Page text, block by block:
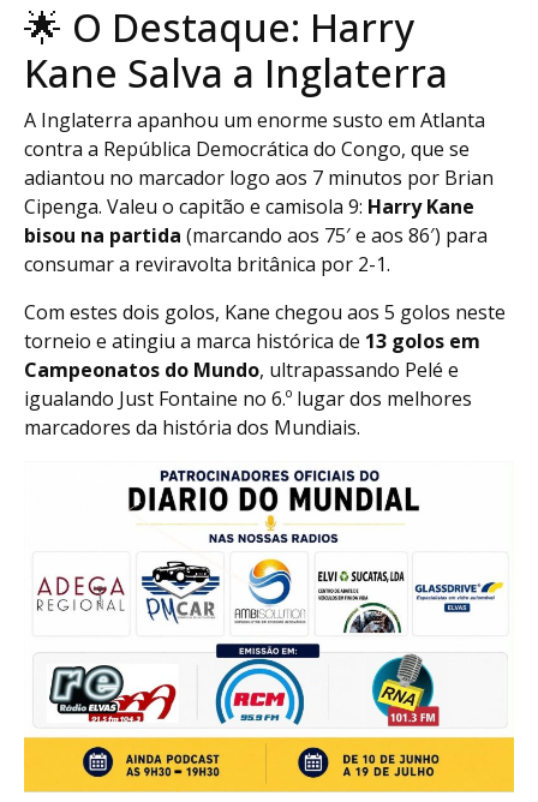
🌟 O Destaque: Harry
Kane Salva a Inglaterra
A Inglaterra apanhou um enorme susto em Atlanta
contra a República Democrática do Congo, que se
adiantou no marcador logo aos 7 minutos por Brian
Cipenga. Valeu o capitão e camisola 9: Harry Kane
bisou na partida (marcando aos 75′ e aos 86′) para
consumar a reviravolta britânica por 2-1.
Com estes dois golos, Kane chegou aos 5 golos neste
torneio e atingiu a marca histórica de 13 golos em
Campeonatos do Mundo, ultrapassando Pelé e
igualando Just Fontaine no 6.º lugar dos melhores
marcadores da história dos Mundiais.